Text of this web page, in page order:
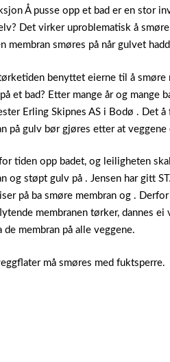
Å pusse opp et bad er en stor
Det virker uproblematisk å
membran smøres på når gulvet
benyttet eierne til å
et bad? Etter mange år og mange
Erling Skipnes AS i Bodø . Det
på gulv bør gjøres etter at
tiden opp badet, og leiligheten
og støpt gulv på . Jensen har gitt
på ba smøre membran og .
membranen tørker, dannes
de membran på alle veggene.
må smøres med fuktsperre.